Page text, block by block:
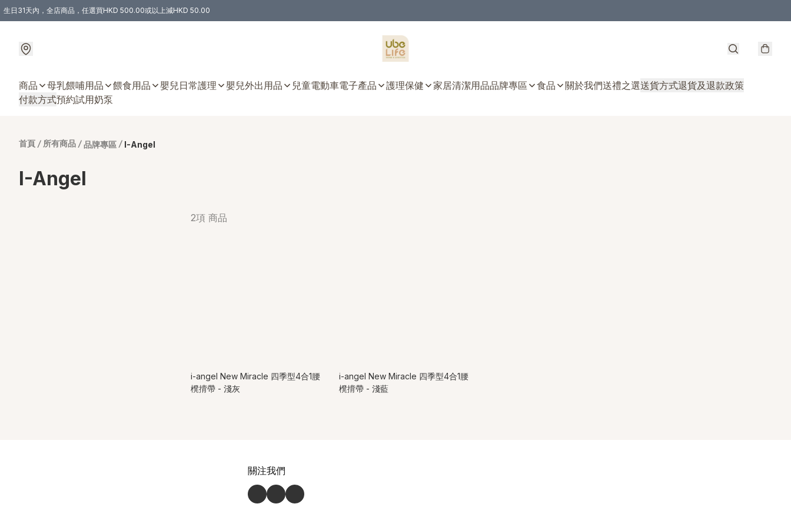
生日31天內，全店商品，任選買HKD 500.00或以上減HKD 50.00
商品 母乳餵哺用品 餵食用品 嬰兒日常護理 嬰兒外出用品 兒童電動車電子產品 護理保健 家居清潔用品品牌專區 食品 關於我們送禮之選送貨方式退貨及退款政策
付款方式預約試用奶泵
首頁 / 所有商品 / 品牌專區 / I-Angel
I-Angel
2項 商品
i-angel New Miracle 四季型4合1腰
櫈揹帶 - 淺灰
i-angel New Miracle 四季型4合1腰
櫈揹帶 - 淺藍
關注我們